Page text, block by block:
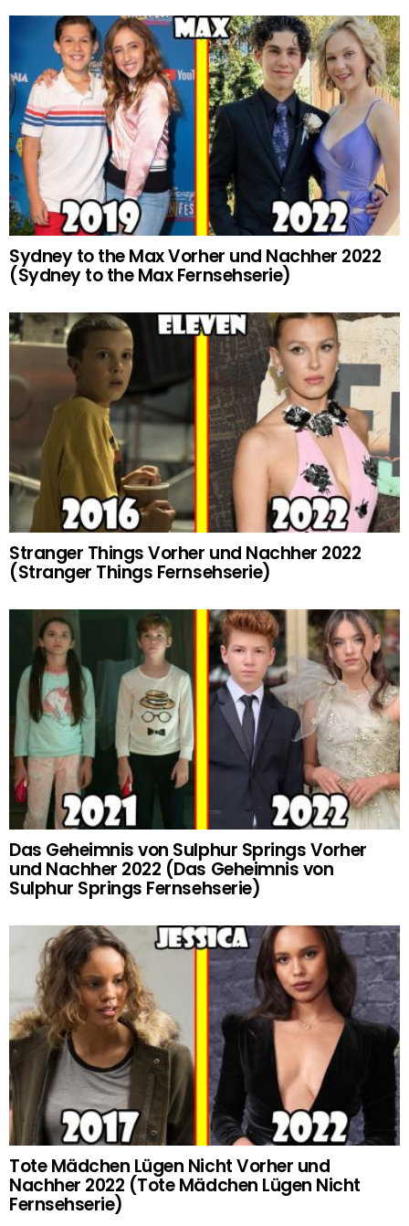
Sydney to the Max Vorher und Nachher 2022
(Sydney to the Max Fernsehserie)
Stranger Things Vorher und Nachher 2022
(Stranger Things Fernsehserie)
Das Geheimnis von Sulphur Springs Vorher
und Nachher 2022 (Das Geheimnis von
Sulphur Springs Fernsehserie)
Tote Mädchen Lügen Nicht Vorher und
Nachher 2022 (Tote Mädchen Lügen Nicht
Fernsehserie)